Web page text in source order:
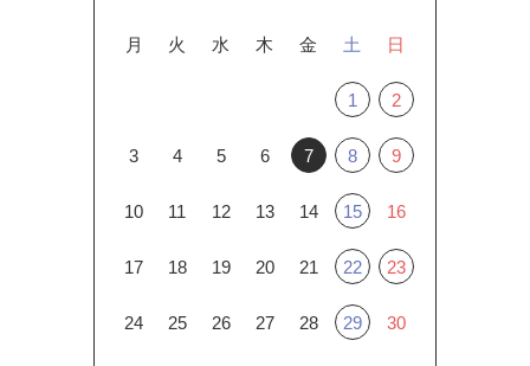
月 火 水 木 金 土 日
1 2
3 4 5 6 7 8 9
10 11 12 13 14 15 16
17 18 19 20 21 22 23
24 25 26 27 28 29 30